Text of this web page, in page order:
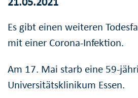
Es gibt einen weiteren
mit einer Corona-Infektion.
Am 17. Mai starb eine 59-
Universitätsklinikum Essen.